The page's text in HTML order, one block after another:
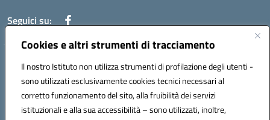
Cookies e altri strumenti di tracciamento
Il nostro Istituto non utilizza strumenti di profilazione degli utenti -
sono utilizzati esclusivamente cookies tecnici necessari al
corretto funzionamento del sito, alla fruibilità dei servizi
istituzionali e alla sua accessibilità – sono utilizzati, inoltre,
Seguici su:
VIA MONTALE SNC 81100 CASERTA (CE)
Mail: ceic8a000n@istruzione.it - PEC: ceic8a000n@pec.istruzione.it
Codice meccanografico: CEIC8A000N
Codice fiscale: 93090190617